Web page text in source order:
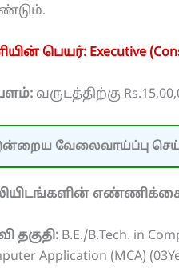
பெயர்: Executive
வருடத்திற்கு
வேலைவாய்ப்பு
தகுதி: B.E./B.Tech. in
Application (MCA)